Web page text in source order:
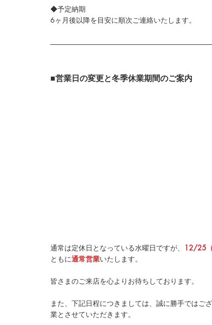
◆予定納期
6ヶ月後以降を目安に順次ご連絡いたします。
■営業日の変更と冬季休業期間のご案内
通常は定休日となっている水曜日ですが、 12/25（
ともに通常営業いたします。
皆さまのご来店を心よりお待ちしております。
また、下記日程につきましては、誠に勝手ではご
業とさせていただきます。